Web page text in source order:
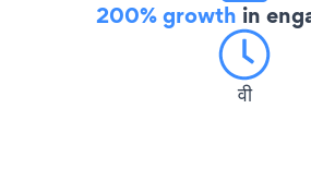
200% growth in
वी